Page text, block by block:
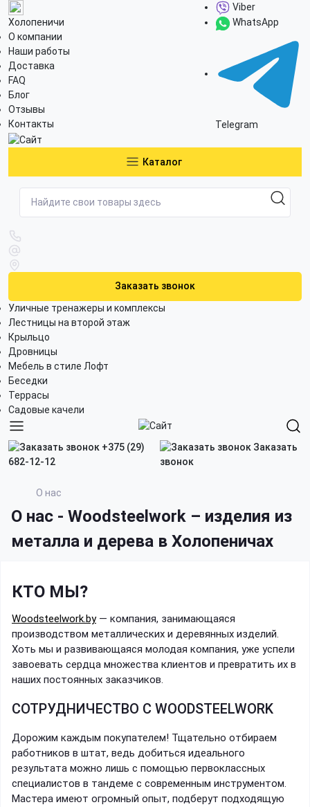
Холопеничи
О компании
Наши работы
Доставка
FAQ
Блог
Отзывы
Контакты
Viber
WhatsApp
Telegram
Каталог
Заказать звонок
Уличные тренажеры и комплексы
Лестницы на второй этаж
Крыльцо
Дровницы
Мебель в стиле Лофт
Беседки
Террасы
Садовые качели
+375 (29)
682-12-12
Заказать
звонок
О нас
О нас - Woodsteelwork – изделия из
металла и дерева в Холопеничах
КТО МЫ?
Woodsteelwork.by— компания, занимающаяся
производством металлических и деревянных изделий.
Хоть мы и развивающаяся молодая компания, уже успели
завоевать сердца множества клиентов и превратить их в
наших постоянных заказчиков.
СОТРУДНИЧЕСТВО С WOODSTEELWORK
Дорожим каждым покупателем! Тщательно отбираем
работников в штат, ведь добиться идеального
результата можно лишь с помощью первоклассных
специалистов в тандеме с современным инструментом.
Мастера имеют огромный опыт, подберут подходящую